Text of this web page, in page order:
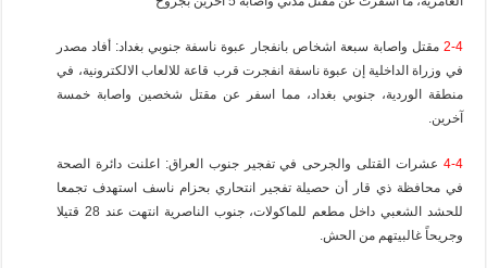
2-4 مقتل واصابة سبعة اشخاص بانفجار عبوة ناسفة جنوبي بغداد: أفاد مصدر
في وزراة الداخلية إن عبوة ناسفة انفجرت قرب قاعة للالعاب الالكترونية، في
منطقة الوردية، جنوبي بغداد، مما اسفر عن مقتل شخصين واصابة خمسة
آخرين.
4-4 عشرات القتلى والجرحى في تفجير جنوب العراق: اعلنت دائرة الصحة
في محافظة ذي قار أن حصيلة تفجير انتحاري بحزام ناسف استهدف تجمعا
للحشد الشعبي داخل مطعم للماكولات، جنوب الناصرية انتهت عند 28 قتيلا
وجريحاً غالبيتهم من الحش.